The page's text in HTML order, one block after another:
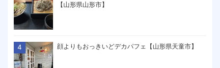
【山形県山形市】
顔よりもおっきいどデカパフェ【山形県天童市】